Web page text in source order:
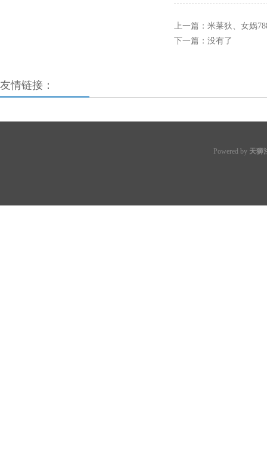
上一篇： 米莱狄、女娲
下一篇：没有了
友情链接：
Powered by 天狮